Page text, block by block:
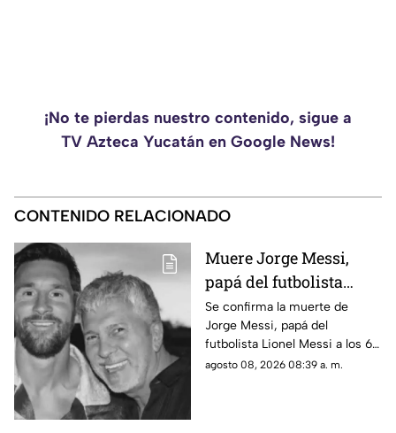
¡No te pierdas nuestro contenido, sigue a
TV Azteca Yucatán en Google News!
CONTENIDO RELACIONADO
Muere Jorge Messi,
papá del futbolista
Lionel Messi a los 68
años; esto se sabe
Se confirma la muerte de
Jorge Messi, papá del
futbolista Lionel Messi a los 68
años de edad, te compartimos
agosto 08, 2026 08:39 a. m.